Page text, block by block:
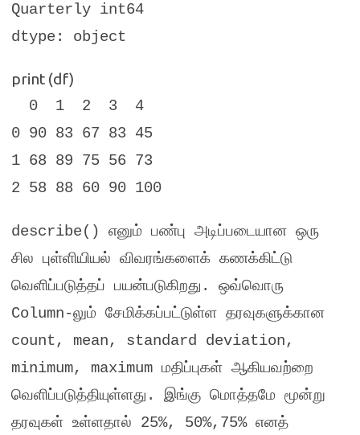
Quarterly int64
dtype: object
print (df)
0 1 2 3 4
0 90 83 67 83 45
1 68 89 75 56 73
2 58 88 60 90 100
describe() எனும் பண்பு அடிப்படையான ஒரு
சில புள்ளியியல் விவரங்களைக் கணக்கிட்டு
வெளிப்படுத்தப் பயன்படுகிறது . ஒவ்வொரு
Column-லும் சேமிக்கப்பட்டுள்ள தரவுகளுக்கான
count, mean, standard deviation,
minimum, maximum மதிப்புகள் ஆகியவற்றை
வெளிப்படுத்தியுள்ளது . இங்கு மொத்தமே மூன்று
தரவுகள் உள்ளதால் 25%, 50%,75% எனத்